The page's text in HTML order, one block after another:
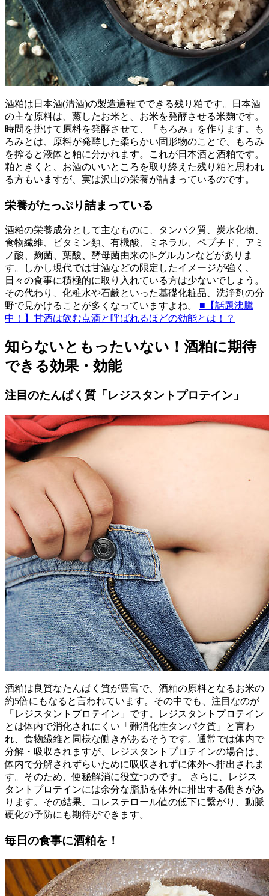
酒粕は日本酒(清酒)の製造過程でできる残り粕です。日本酒
の主な原料は、蒸したお米と、お米を発酵させる米麹です。
時間を掛けて原料を発酵させて、「もろみ」を作ります。も
ろみとは、原料が発酵した柔らかい固形物のことで、もろみ
を搾ると液体と粕に分かれます。これが日本酒と酒粕です。
粕ときくと、お酒のいいところを取り終えた残り粕と思われ
る方もいますが、実は沢山の栄養が詰まっているのです。
栄養がたっぷり詰まっている
酒粕の栄養成分として主なものに、タンパク質、炭水化物、
食物繊維、ビタミン類、有機酸、ミネラル、ペプチド、アミ
ノ酸、麹菌、葉酸、酵母菌由来のβ-グルカンなどがありま
す。しかし現代では甘酒などの限定したイメージが強く、
日々の食事に積極的に取り入れている方は少ないでしょう。
その代わり、化粧水や石鹸といった基礎化粧品、洗浄剤の分
野で見かけることが多くなっていますよね。 ■【話題沸騰
中！】甘酒は飲む点滴と呼ばれるほどの効能とは！？
知らないともったいない！酒粕に期待
できる効果・効能
注目のたんぱく質「レジスタントプロテイン」
酒粕は良質なたんぱく質が豊富で、酒粕の原料となるお米の
約5倍にもなると言われています。その中でも、注目なのが
「レジスタントプロテイン」です。レジスタントプロテイン
とは体内で消化されにくい「難消化性タンパク質」と言わ
れ、食物繊維と同様な働きがあるそうです。通常では体内で
分解・吸収されますが、レジスタントプロテインの場合は、
体内で分解されずらいために吸収されずに体外へ排出されま
す。そのため、便秘解消に役立つのです。 さらに、レジス
タントプロテインには余分な脂肪を体外に排出する働きがあ
ります。その結果、コレステロール値の低下に繋がり、動脈
硬化の予防にも期待ができます。
毎日の食事に酒粕を！